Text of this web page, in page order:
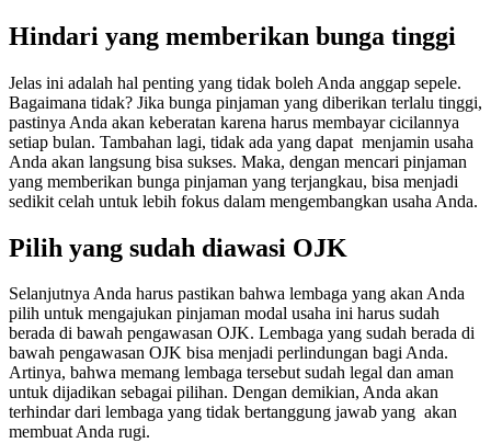
Hindari yang memberikan bunga tinggi
Jelas ini adalah hal penting yang tidak boleh Anda anggap sepele.
Bagaimana tidak? Jika bunga pinjaman yang diberikan terlalu tinggi,
pastinya Anda akan keberatan karena harus membayar cicilannya
setiap bulan. Tambahan lagi, tidak ada yang dapat menjamin usaha
Anda akan langsung bisa sukses. Maka, dengan mencari pinjaman
yang memberikan bunga pinjaman yang terjangkau, bisa menjadi
sedikit celah untuk lebih fokus dalam mengembangkan usaha Anda.
Pilih yang sudah diawasi OJK
Selanjutnya Anda harus pastikan bahwa lembaga yang akan Anda
pilih untuk mengajukan pinjaman modal usaha ini harus sudah
berada di bawah pengawasan OJK. Lembaga yang sudah berada di
bawah pengawasan OJK bisa menjadi perlindungan bagi Anda.
Artinya, bahwa memang lembaga tersebut sudah legal dan aman
untuk dijadikan sebagai pilihan. Dengan demikian, Anda akan
terhindar dari lembaga yang tidak bertanggung jawab yang akan
membuat Anda rugi.